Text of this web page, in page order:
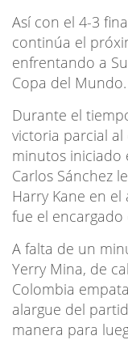
Así con el 4-3
continúa el
enfrentando a
Copa del Mundo.
Durante el
victoria parcial
minutos iniciado
Carlos Sánchez
Harry Kane en
fue el encargado
A falta de un
Yerry Mina, de
Colombia
alargue del
manera para